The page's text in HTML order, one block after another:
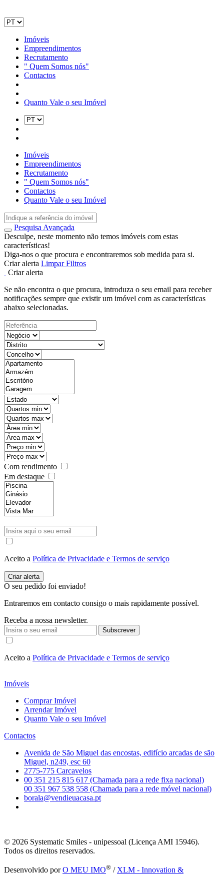
Imóveis
Empreendimentos
Recrutamento
" Quem Somos nós"
Contactos
Quanto Vale o seu Imóvel
Imóveis
Empreendimentos
Recrutamento
" Quem Somos nós"
Contactos
Quanto Vale o seu Imóvel
Pesquisa Avançada
Desculpe, neste momento não temos imóveis com estas
características!
Diga-nos o que procura e encontraremos sob medida para si.
Criar alerta Limpar Filtros
Criar alerta
Se não encontra o que procura, introduza o seu email para receber
notificações sempre que existir um imóvel com as características
abaixo selecionadas.
Com rendimento
Em destaque
Aceito a Política de Privacidade e Termos de serviço
O seu pedido foi enviado!
Entraremos em contacto consigo o mais rapidamente possível.
Receba a nossa newsletter.
Subscrever
Aceito a Política de Privacidade e Termos de serviço
Imóveis
Comprar Imóvel
Arrendar Imóvel
Quanto Vale o seu Imóvel
Contactos
Avenida de São Miguel das encostas, edifício arcadas de são
Miguel, n249, esc 60
2775-775 Carcavelos
00 351 215 815 617 (Chamada para a rede fixa nacional)
00 351 967 538 558 (Chamada para a rede móvel nacional)
borala@vendieuacasa.pt
© 2026 Systematic Smiles - unipessoal (Licença AMI 15946).
Todos os direitos reservados.
Desenvolvido porO MEU IMO® / XLM - Innovation &